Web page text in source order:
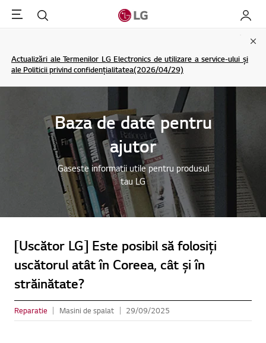
Menu Cautare My LG
Actualizări ale Termenilor LG Electronics de utilizare a service-ului și
ale Politicii privind confidențialitatea(2026/04/29)
Baza de date pentru
ajutor
Gaseste informatii utile pentru produsul
tau LG
[Uscător LG] Este posibil să folosiți
uscătorul atât în Coreea, cât și în
străinătate?
Reparatie Masini de spalat 29/09/2025